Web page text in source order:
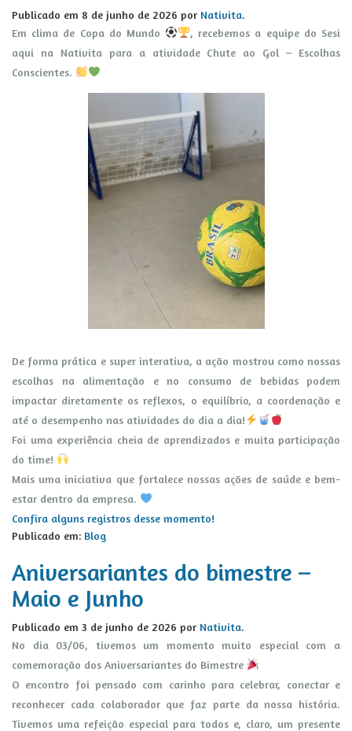
Publicado em 8 de junho de 2026 por Nativita.
Em clima de Copa do Mundo
, recebemos a equipe do Sesi
aqui na Nativita para a atividade Chute ao Gol – Escolhas
Conscientes.
De forma prática e super interativa, a ação mostrou como nossas
escolhas na alimentação e no consumo de bebidas podem
impactar diretamente os reflexos, o equilíbrio, a coordenação e
até o desempenho nas atividades do dia a dia!
Foi uma experiência cheia de aprendizados e muita participação
do time!
Mais uma iniciativa que fortalece nossas ações de saúde e bem-
estar dentro da empresa.
Confira alguns registros desse momento!
Publicado em: Blog
Aniversariantes do bimestre –
Maio e Junho
Publicado em 3 de junho de 2026 por Nativita.
No dia 03/06, tivemos um momento muito especial com a
comemoração dos Aniversariantes do Bimestre
O encontro foi pensado com carinho para celebrar, conectar e
reconhecer cada colaborador que faz parte da nossa história.
Tivemos uma refeição especial para todos e, claro, um presente